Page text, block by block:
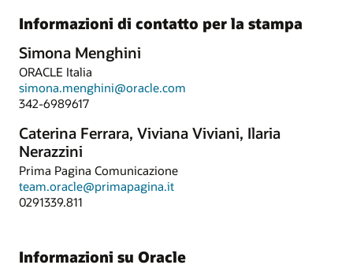
Informazioni di contatto per la stampa
Simona Menghini
ORACLE Italia
simona.menghini@oracle.com
342-6989617
Caterina Ferrara, Viviana Viviani, Ilaria
Nerazzini
Prima Pagina Comunicazione
team.oracle@primapagina.it
0291339.811
Informazioni su Oracle